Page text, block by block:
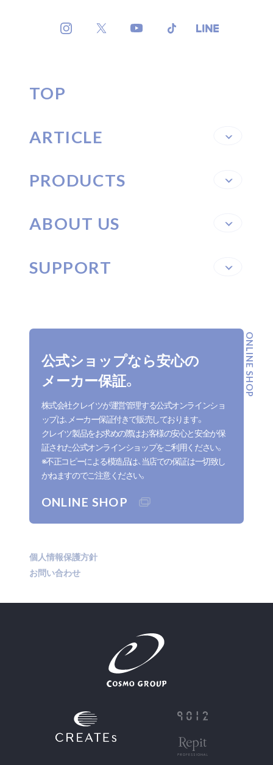
TOP
ARTICLE
PRODUCTS
ABOUT US
SUPPORT
公式ショップなら安心の
メーカー保証。
株式会社クレイツが運営管理する公式オンラインショ
ップは、メーカー保証付きで販売しております。
クレイツ製品をお求めの際はお客様の安心と安全が保
証された公式オンラインショップをご利用ください。
※不正コピーによる模造品は、当店での保証は一切致し
かねますのでご注意ください。
ONLINE SHOP
ONLINE SHOP
個人情報保護方針
お問い合わせ
JP CN